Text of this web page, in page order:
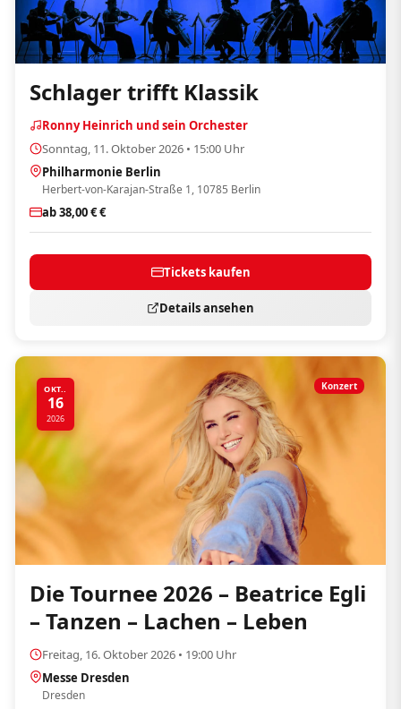
Schlager trifft Klassik
Ronny Heinrich und sein Orchester
Sonntag, 11. Oktober 2026 • 15:00 Uhr
Philharmonie Berlin
Herbert-von-Karajan-Straße 1, 10785 Berlin
ab 38,00 € €
Tickets kaufen
Details ansehen
OKT..
16
2026
Konzert
Die Tournee 2026 – Beatrice Egli
– Tanzen – Lachen – Leben
Freitag, 16. Oktober 2026 • 19:00 Uhr
Messe Dresden
Dresden